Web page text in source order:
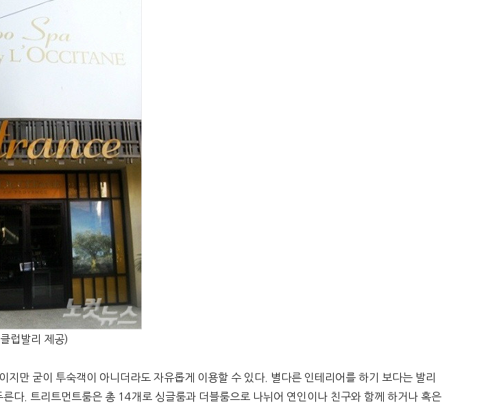
럽발리 제공)
만 굳이 투숙객이 아니더라도 자유롭게 이용할 수 있다. 별다른 인테리어를 하기 보다는 발리
다. 트리트먼트룸은 총 14개로 싱글룸과 더블룸으로 나뉘어 연인이나 친구와 함께 하거나 혹은